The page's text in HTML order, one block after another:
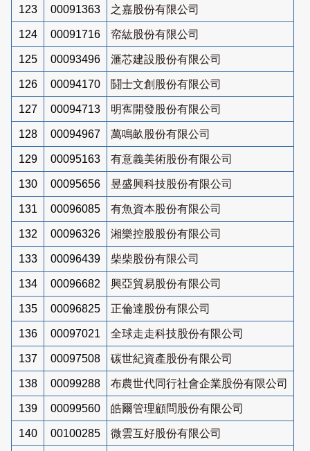
123 00091363 之嘉股份有限公司
124 00091716 帟紘股份有限公司
125 00093496 滙芯建設股份有限公司
126 00094170 鬪士文創股份有限公司
127 00094713 明寯開發股份有限公司
128 00094967 萬鳴畝股份有限公司
129 00095163 有意義美術股份有限公司
130 00095656 昱盛興科技股份有限公司
131 00096085 有魚資本股份有限公司
132 00096326 湘樂控股股份有限公司
133 00096439 柴柴股份有限公司
134 00096682 興亞貿易股份有限公司
135 00096825 正倫達股份有限公司
136 00097021 全球走走科技股份有限公司
137 00097508 碳世紀資產股份有限公司
138 00099288 布農世代同行社會企業股份有限公司
139 00099560 皓爾管理顧問股份有限公司
140 00100285 微雲互好股份有限公司